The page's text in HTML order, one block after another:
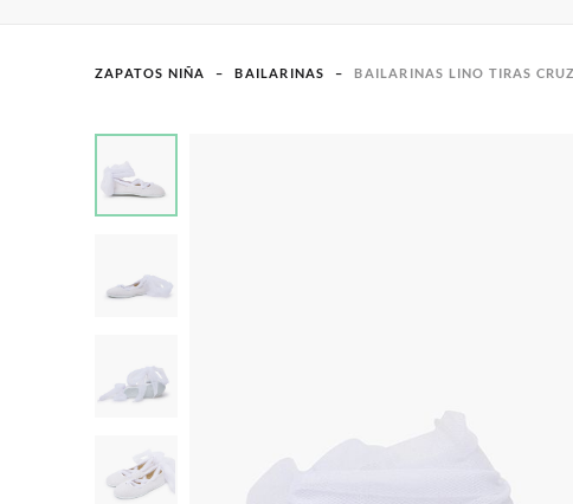
ZAPATOS NIÑA BAILARINAS BAILARINAS LINO TIRAS